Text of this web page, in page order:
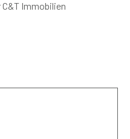
Immobilien